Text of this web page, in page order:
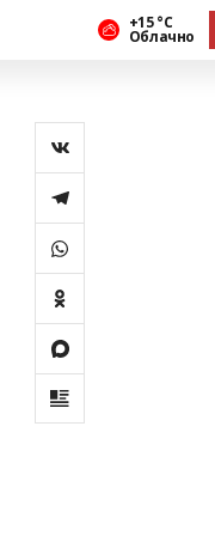
+15 °С
Облачно